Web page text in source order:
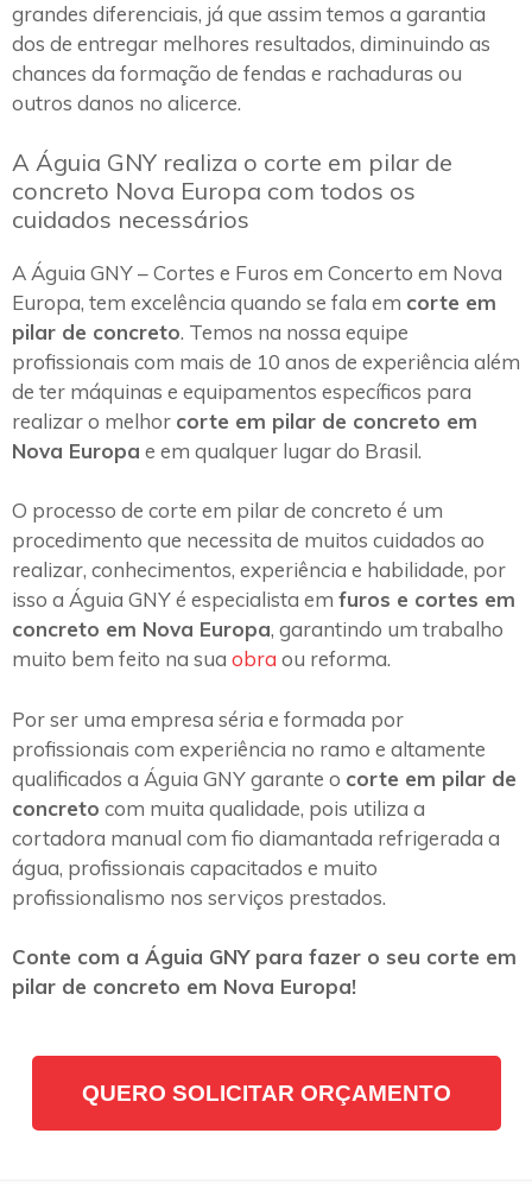
grandes diferenciais, já que assim temos a garantia
dos de entregar melhores resultados, diminuindo as
chances da formação de fendas e rachaduras ou
outros danos no alicerce.
A Águia GNY realiza o corte em pilar de
concreto Nova Europa com todos os
cuidados necessários
A Águia GNY – Cortes e Furos em Concerto em Nova
Europa, tem excelência quando se fala em corte em
pilar de concreto. Temos na nossa equipe
profissionais com mais de 10 anos de experiência além
de ter máquinas e equipamentos específicos para
realizar o melhor corte em pilar de concreto em
Nova Europa e em qualquer lugar do Brasil.
O processo de corte em pilar de concreto é um
procedimento que necessita de muitos cuidados ao
realizar, conhecimentos, experiência e habilidade, por
isso a Águia GNY é especialista em furos e cortes em
concreto em Nova Europa, garantindo um trabalho
muito bem feito na sua obra ou reforma.
Por ser uma empresa séria e formada por
profissionais com experiência no ramo e altamente
qualificados a Águia GNY garante o corte em pilar de
concreto com muita qualidade, pois utiliza a
cortadora manual com fio diamantada refrigerada a
água, profissionais capacitados e muito
profissionalismo nos serviços prestados.
Conte com a Águia GNY para fazer o seu corte em
pilar de concreto em Nova Europa!
QUERO SOLICITAR ORÇAMENTO